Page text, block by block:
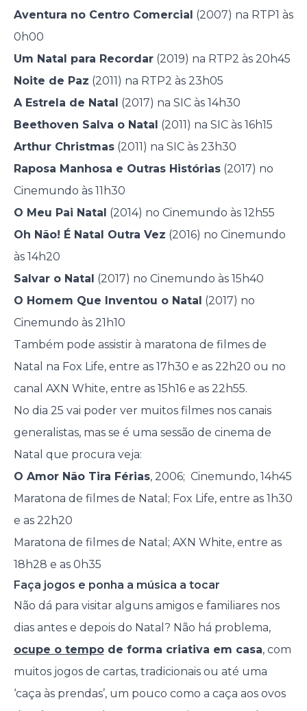
Aventura no Centro Comercial (2007) na RTP1 às
0h00
Um Natal para Recordar(2019) na RTP2 às 20h45
Noite de Paz (2011) na RTP2 às 23h05
A Estrela de Natal (2017) na SIC às 14h30
Beethoven Salva o Natal (2011) na SIC às 16h15
Arthur Christmas(2011) na SIC às 23h30
Raposa Manhosa e Outras Histórias(2017) no
Cinemundo às 11h30
O Meu Pai Natal (2014) no Cinemundo às 12h55
Oh Não! É Natal Outra Vez (2016) no Cinemundo
às 14h20
Salvar o Natal (2017) no Cinemundo às 15h40
O Homem Que Inventou o Natal (2017) no
Cinemundo às 21h10
Também pode assistir à maratona de filmes de
Natal na Fox Life, entre as 17h30 e as 22h20 ou no
canal AXN White, entre as 15h16 e as 22h55.
No dia 25 vai poder ver muitos filmes nos canais
generalistas, mas se é uma sessão de cinema de
Natal que procura veja:
O Amor Não Tira Férias, 2006; Cinemundo, 14h45
Maratona de filmes de Natal; Fox Life, entre as 1h30
e as 22h20
Maratona de filmes de Natal; AXN White, entre as
18h28 e as 0h35
Faça jogos e ponha a música a tocar
Não dá para visitar alguns amigos e familiares nos
dias antes e depois do Natal? Não há problema,
ocupe o tempode forma criativa em casa, com
muitos jogos de cartas, tradicionais ou até uma
‘caça às prendas’, um pouco como a caça aos ovos